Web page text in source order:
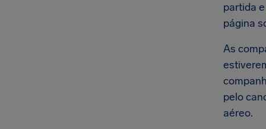
partida
página
As
pelo
aéreo.